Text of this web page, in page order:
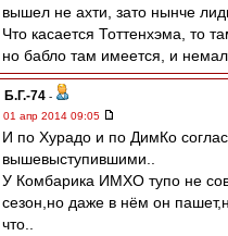
вышел не ахти, зато нынче
Что касается Тоттенхэма, то
но бабло там имеется, и
Б.Г.-74 -
01 апр 2014 09:05
И по Хурадо и по ДимКо
вышевыступившими..
У Комбарика ИМХО тупо не
сезон,но даже в нём он
что..